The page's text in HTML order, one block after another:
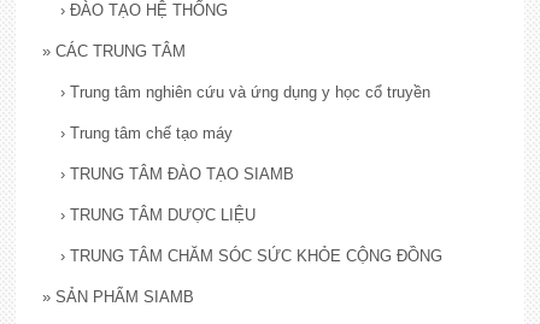
› ĐÀO TẠO HỆ THỐNG
» CÁC TRUNG TÂM
› Trung tâm nghiên cứu và ứng dụng y học cổ truyền
› Trung tâm chế tạo máy
› TRUNG TÂM ĐÀO TẠO SIAMB
› TRUNG TÂM DƯỢC LIỆU
› TRUNG TÂM CHĂM SÓC SỨC KHỎE CỘNG ĐỒNG
» SẢN PHẨM SIAMB